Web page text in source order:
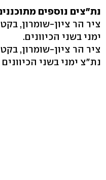
נת"צים נוספים
ציר הר ציון-שומרון,
ימני בשני הכיוונים.
ציר הר ציון-שומרון,
נת"צ ימני בשני הכיוונים באורך 1.3